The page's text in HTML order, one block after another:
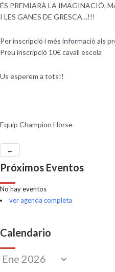
ÉS PREMIARÀ LA IMAGINACIÓ,
I LES GANES DE GRESCA…!!!
Per inscripció i més informació als
Preu inscripció 10€ cavall escola
Us esperem a tots!!
Equip Champion Horse
←
Próximos Eventos
No hay eventos
ver agenda completa
Calendario